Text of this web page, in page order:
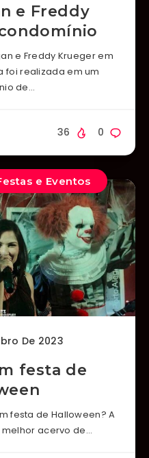
e Freddy
e Freddy Krueger em
foi realizada em um
de…
0
36
e Eventos
De 2023
festa de
festa de Halloween? A
melhor acervo de…